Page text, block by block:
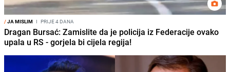
/JA MISLIM I PRIJE 4 DANA
Dragan Bursać: Zamislite da je policija iz Federacije ovako
upala u RS - gorjela bi cijela regija!